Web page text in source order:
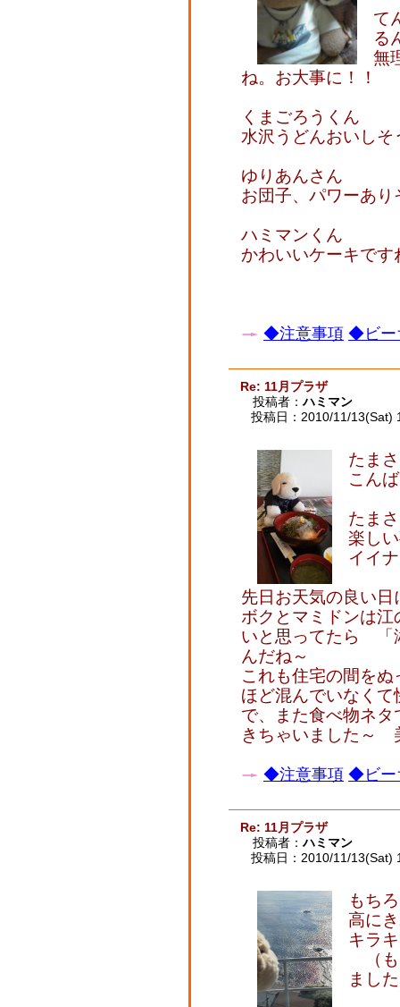
て
る
無
ね。お大事に！！
くまごろうくん
水沢うどんおいしそ
ゆりあんさん
お団子、パワーあり
ハミマンくん
かわいいケーキで
◆注意事項 ◆ビー
Re: 11月プラザ
投稿者：ハミマン
投稿日：2010/11/13(Sat)
たま
こん
たま
楽し
イイ
先日お天気の良い日
ボクとマミドンは
いと思ってたら 「
んだね～
これも住宅の間を
ほど混んでいなく
で、また食べ物ネ
きちゃいました～
◆注意事項 ◆ビー
Re: 11月プラザ
投稿者：ハミマン
投稿日：2010/11/13(Sat)
もち
高に
キラ
（も
まし